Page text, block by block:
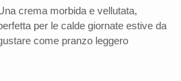
crema morbida e vellutata,
per le calde giornate estive da
come pranzo leggero